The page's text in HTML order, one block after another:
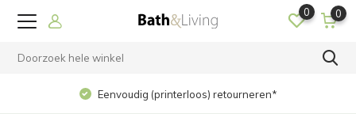
0 0
Eenvoudig (printerloos) retourneren*